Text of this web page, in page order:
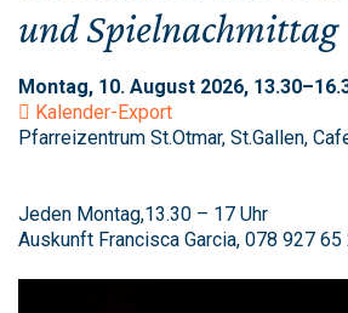
und Spielnachmittag
Montag, 10. August 2026,
Kalender-Export
Pfarreizentrum St.Otmar, St.Gallen,
Jeden Montag,13.30 – 17 Uhr
Auskunft Francisca Garcia, 078 927 65